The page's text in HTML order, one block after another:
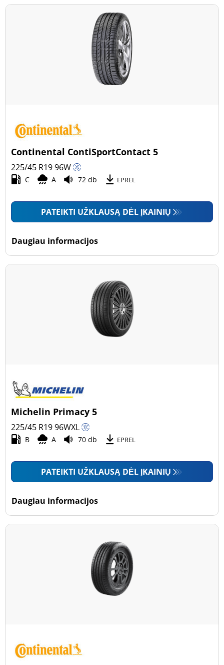
Continental ContiSportContact 5
225/45 R1996W
C A 72 db EPREL
PATEIKTI UŽKLAUSĄ DĖL ĮKAINIŲ
Daugiau informacijos
Michelin Primacy 5
225/45 R1996WXL
B A 70 db EPREL
PATEIKTI UŽKLAUSĄ DĖL ĮKAINIŲ
Daugiau informacijos